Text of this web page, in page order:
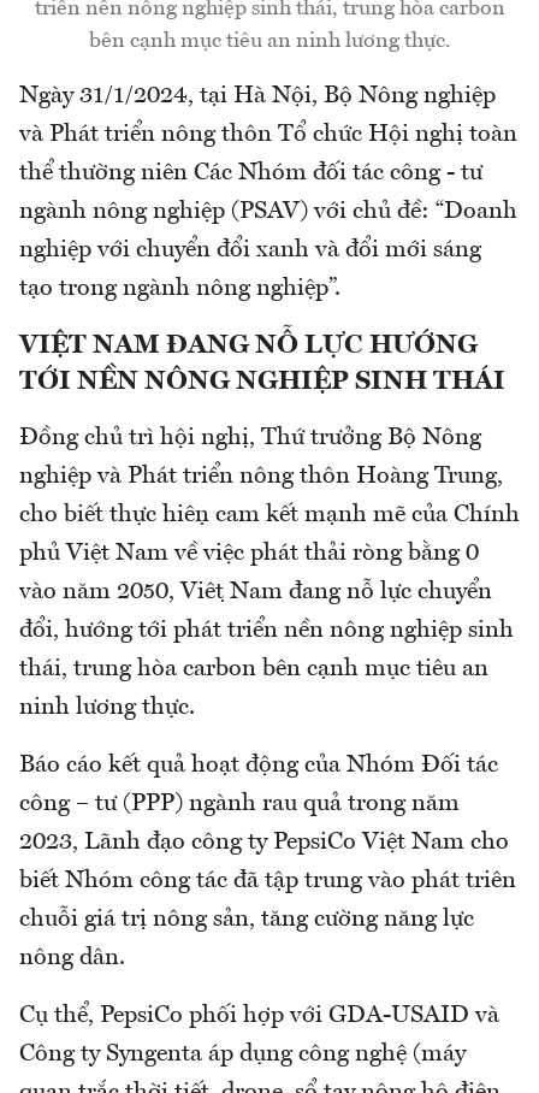
triển nền nông nghiệp sinh thái, trung hòa carbon
bên cạnh mục tiêu an ninh lương thực.
Ngày 31/1/2024, tại Hà Nội, Bộ Nông nghiệp
và Phát triển nông thôn Tổ chức Hội nghị toàn
thể thường niên Các Nhóm đối tác công - tư
ngành nông nghiệp (PSAV) với chủ đề: “Doanh
nghiệp với chuyển đổi xanh và đổi mới sáng
tạo trong ngành nông nghiệp”.
VIỆT NAM ĐANG NỖ LỰC HƯỚNG
TỚI NỀN NÔNG NGHIỆP SINH THÁI
Đồng chủ trì hội nghị, Thứ trưởng Bộ Nông
nghiệp và Phát triển nông thôn Hoàng Trung,
cho biết thực hiện cam kết mạnh mẽ của Chính
phủ Việt Nam về việc phát thải ròng bằng 0
vào năm 2050, Việt Nam đang nỗ lực chuyển
đổi, hướng tới phát triển nền nông nghiệp sinh
thái, trung hòa carbon bên cạnh mục tiêu an
ninh lương thực.
Báo cáo kết quả hoạt động của Nhóm Đối tác
công – tư (PPP) ngành rau quả trong năm
2023, Lãnh đạo công ty PepsiCo Việt Nam cho
biết Nhóm công tác đã tập trung vào phát triên
chuỗi giá trị nông sản, tăng cường năng lực
nông dân.
Cụ thể, PepsiCo phối hợp với GDA-USAID và
Công ty Syngenta áp dụng công nghệ (máy